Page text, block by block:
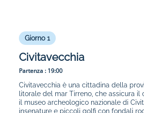
Giorno 1
Civitavecchia
Partenza : 19:00
Civitavecchia è una cittadina della
litorale del mar Tirreno, che assicura
il museo archeologico nazionale di
insenature e piccoli golfi con fondali